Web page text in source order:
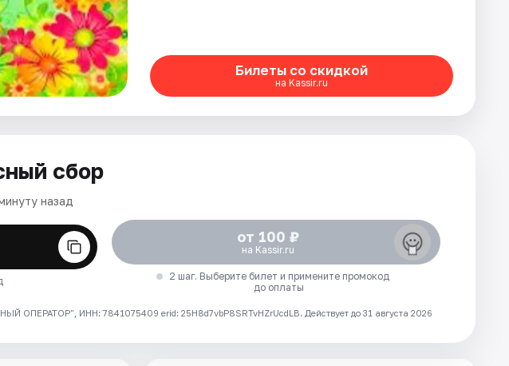
Билеты со скидкой
на Kassir.ru
сбор
назад
от 100 ₽
на Kassir.ru
2 шаг. Выберите билет и примените промокод
до оплаты
ОПЕРАТОР", ИНН: 7841075409 erid: 25H8d7vbP8SRTvHZrUcdLB. Действует до 31 августа 2026